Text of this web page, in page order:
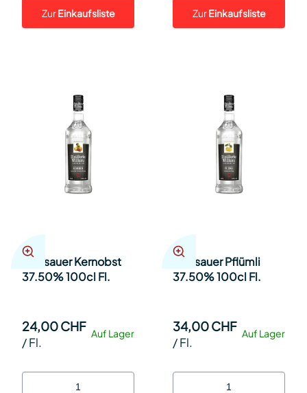
ZurEinkaufsliste ZurEinkaufsliste
Willisauer Kernobst
37.50% 100cl Fl.
Auf Lager
24,00 CHF
/Fl.
Willisauer Pflümli
37.50% 100cl Fl.
Auf Lager
34,00 CHF
/Fl.